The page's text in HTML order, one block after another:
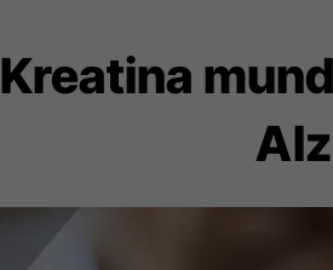
Kreatina